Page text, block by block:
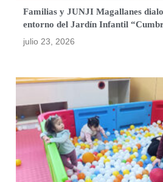
Familias y JUNJI Magallanes
entorno del Jardín Infantil
julio 23, 2026